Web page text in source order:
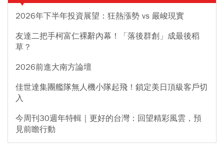
2026年下半年投資展望：狂熱漲勢 vs 嚴峻現實
友達二把手柯富仁裸辭內幕！「落後群創」成最後稻
草？
2026前進大南方論壇
佳世達集團艦隊無人機小隊起飛！鎖定美日頂級客戶切
入
今周刊30週年特輯｜更好的台灣：回望精彩風雲，預
見前瞻行動